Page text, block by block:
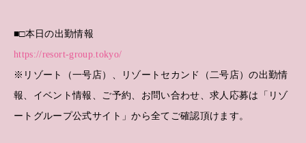
■□本日の出勤情報
https://resort-group.tokyo/
※リゾート（一号店）、リゾートセカンド（二号店）の出勤情
報、イベント情報、ご予約、お問い合わせ、求人応募は「リゾ
ートグループ公式サイト」から全てご確認頂けます。